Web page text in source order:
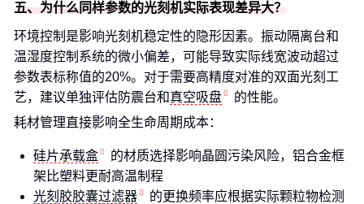
五、为什么同样参数的光刻机实际表现差异大？
环境控制是影响光刻机稳定性的隐形因素。振动隔离台和
温湿度控制系统的微小偏差，可能导致实际线宽波动超过
参数表标称值的20%。对于需要高精度对准的双面光刻工
艺，建议单独评估防震台和真空吸盘
的性能。
耗材管理直接影响全生命周期成本：
硅片承载盒
的材质选择影响晶圆污染风险，铝合金框
架比塑料更耐高温制程
光刻胶胶囊过滤器
的更换频率应根据实际颗粒物检测